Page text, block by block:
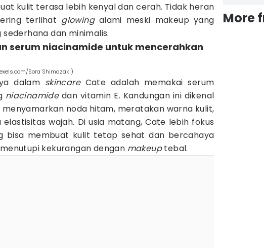
kulit terasa lebih kenyal dan cerah. Tidak heran
terlihat glowingalami meski makeup yang
dan minimalis.
serum niacinamide untuk mencerahkan
Sora Shimazaki)
dalam skincareCate adalah memakai serum
niacinamidedan vitamin E. Kandungan ini dikenal
noda hitam, meratakan warna kulit,
elastisitas wajah. Di usia matang, Cate lebih fokus
bisa membuat kulit tetap sehat dan bercahaya
kekurangan dengan makeuptebal.
More